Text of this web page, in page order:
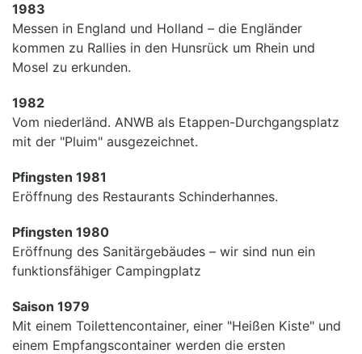
1983
Messen in England und Holland – die Engländer
kommen zu Rallies in den Hunsrück um Rhein und
Mosel zu erkunden.
1982
Vom niederländ. ANWB als Etappen-Durchgangsplatz
mit der "Pluim" ausgezeichnet.
Pfingsten 1981
Eröffnung des Restaurants Schinderhannes.
Pfingsten 1980
Eröffnung des Sanitärgebäudes – wir sind nun ein
funktionsfähiger Campingplatz
Saison 1979
Mit einem Toilettencontainer, einer "Heißen Kiste" und
einem Empfangscontainer werden die ersten